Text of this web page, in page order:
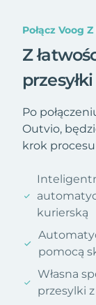
Połącz Voog
Z
Po
Outvio,
krok procesu
kurierską
pomocą
Własna
przesylki